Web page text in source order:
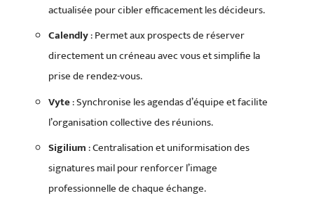
actualisée pour cibler efficacement les décideurs.
Calendly: Permet aux prospects de réserver
directement un créneau avec vous et simplifie la
prise de rendez-vous.
Vyte: Synchronise les agendas d’équipe et facilite
l’organisation collective des réunions.
Sigilium: Centralisation et uniformisation des
signatures mail pour renforcer l’image
professionnelle de chaque échange.